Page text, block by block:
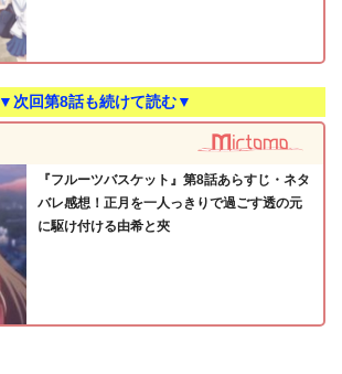
▼次回第8話も続けて読む▼
『フルーツバスケット』第8話あらすじ・ネタ
バレ感想！正月を一人っきりで過ごす透の元
に駆け付ける由希と夾